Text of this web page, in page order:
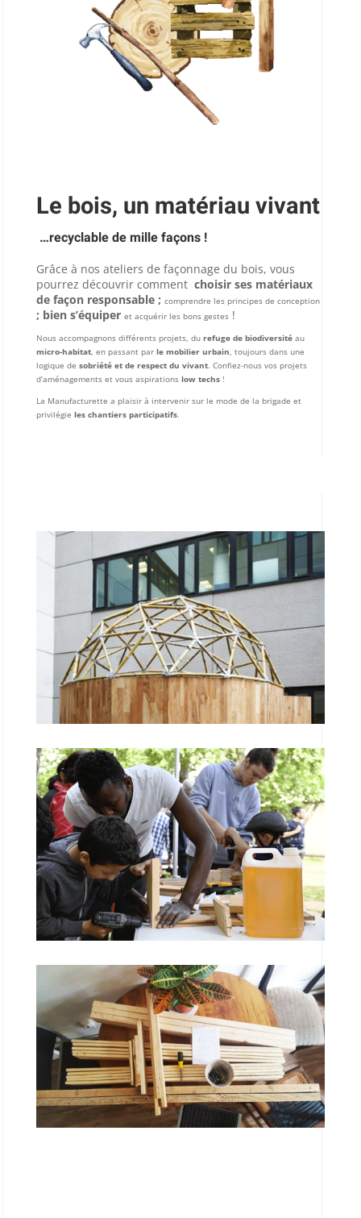
Le bois, un matériau vivant
…recyclable de mille façons !
Grâce à nos ateliers de façonnage du bois, vous
pourrez découvrir comment choisir ses matériaux
de façon responsable ; comprendre les principes de conception
; bien s’équiper et acquérir les bons gestes!
Nous accompagnons différents projets, du refuge de biodiversitéau
micro-habitat, en passant par le mobilier urbain, toujours dans une
logique de sobriété et de respect du vivant. Confiez-nous vos projets
d’aménagements et vous aspirations low techs!
La Manufacturette a plaisir à intervenir sur le mode de la brigade et
privilégie les chantiers participatifs.